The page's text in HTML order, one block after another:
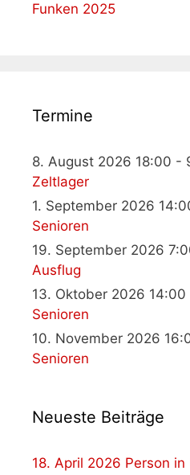
Funken 2025
Termine
8. August 2026 18:00 -
Zeltlager
1. September 2026
Senioren
19. September 2026
Ausflug
13. Oktober 2026 14:00
Senioren
10. November 2026
Senioren
Neueste Beiträge
18. April 2026 Person in